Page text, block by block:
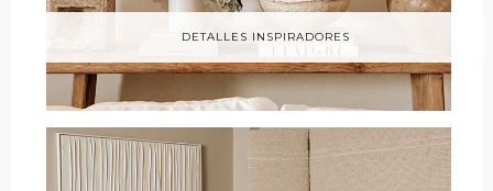
DETALLES INSPIRADORES